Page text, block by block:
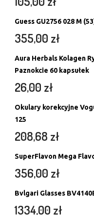
Guess GU2756 028 M
355,00 zł
Aura Herbals Kolagen
Paznokcie 60 kapsułek
26,00 zł
Okulary korekcyjne
125
208,68 zł
SuperFlavon Mega
356,00 zł
Bvlgari Glasses
1334,00 zł